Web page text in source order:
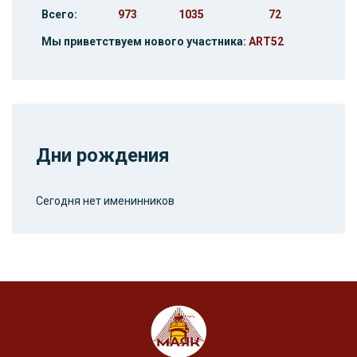
Всего: 973 1035 72
Мы приветствуем нового участника: ART52
Дни рождения
Сегодня нет именинников